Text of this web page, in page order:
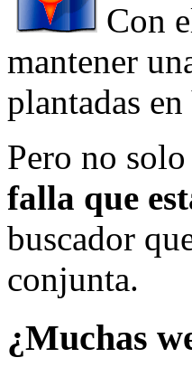
Con
mantener
plantadas
Pero no solo
falla que
buscador
conjunta.
¿Muchas